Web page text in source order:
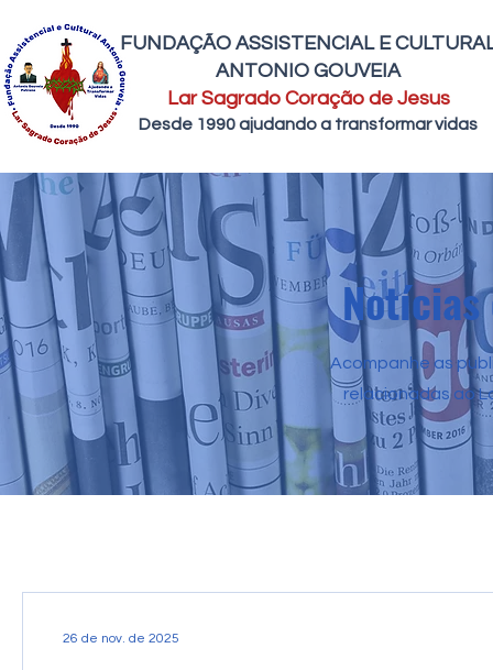
FUNDAÇÃO ASSISTENCIAL E
ANTONIO GOUVEIA
Lar Sagrado Coração de Jesus
Desde 1990 ajudando a transformar vidas
Acompanhe as
relacionadas ao
26 de nov. de 2025